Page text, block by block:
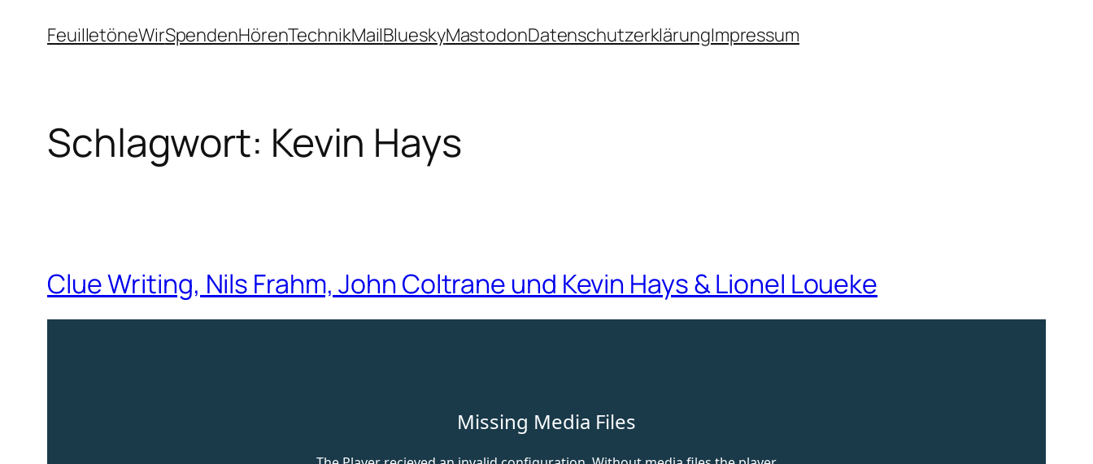
InhaltFeuilletöneWirSpendenHörenTechnikMailBlueskyMastodonDatenschutzerklärungImpressum
Schlagwort: Kevin Hays
Clue Writing, Nils Frahm, John Coltrane und Kevin Hays & Lionel Loueke